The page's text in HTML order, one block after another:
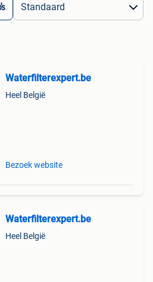
Waterfilterexpert.be
Heel België
Bezoek website
Waterfilterexpert.be
Heel België